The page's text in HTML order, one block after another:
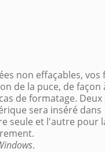
non effaçables, vos
de la puce, de façon
de formatage. Deux
sera inséré dans
seule et l'autre pour
.